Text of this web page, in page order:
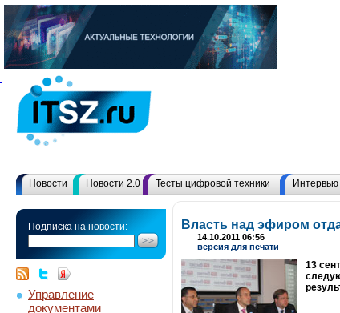
Новости Новости 2.0 Тесты цифровой техники Интервью
Подписка на новости:
Управление
документами
Власть над эфиром
14.10.2011 06:56
версия для печати
13